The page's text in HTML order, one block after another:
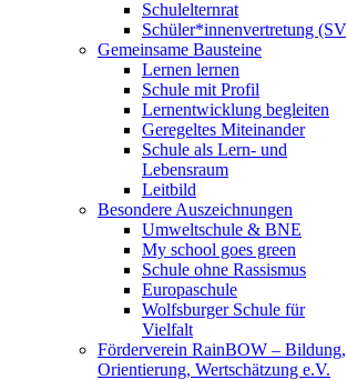
Schulelternrat
Schüler*innenvertretung
Gemeinsame Bausteine
Lernen lernen
Schule mit Profil
Lernentwicklung begleiten
Geregeltes Miteinander
Schule als Lern- und
Lebensraum
Leitbild
Besondere Auszeichnungen
Umweltschule & BNE
My school goes green
Schule ohne Rassismus
Europaschule
Wolfsburger Schule für
Vielfalt
Förderverein RainBOW – Bildung,
Orientierung, Wertschätzung e.V.